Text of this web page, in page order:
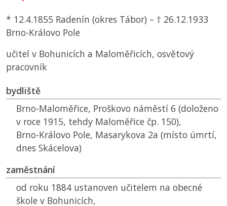
* 12.4.1855 Radenín (okres Tábor) – † 26.12.1933
Brno-Královo Pole
učitel v Bohunicích a Maloměřicích, osvětový
pracovník
bydliště
Brno-Maloměřice, Proškovo náměstí 6 (doloženo
v roce 1915, tehdy Maloměřice čp. 150),
Brno-Královo Pole, Masarykova 2a (místo úmrtí,
dnes Skácelova)
zaměstnání
od roku 1884 ustanoven učitelem na obecné
škole v Bohunicích,